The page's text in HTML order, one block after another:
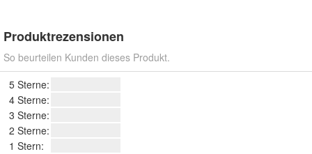
Produktrezensionen
So beurteilen Kunden dieses Produkt.
5 Sterne:
4 Sterne:
3 Sterne:
2 Sterne:
1 Stern: